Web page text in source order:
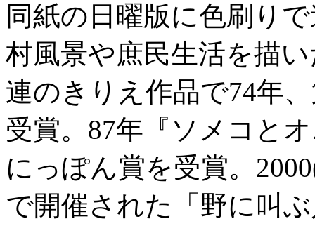
同紙の日曜版に色刷り
村風景や庶民生活を描
連のきりえ作品で74年
受賞。87年『ソメコと
にっぽん賞を受賞。
で開催された「野に叫